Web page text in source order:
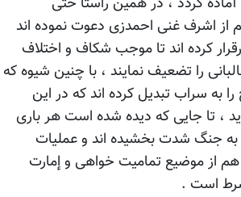
از اشرف غنی احمدزی دعوت نموده اند
کرده اند تا موجب شکاف و اختلاف
را تضعیف نمایند ، با چنین شیوه که
به سراب تبدیل کرده اند که در این
، تا جایی که دیده شده است هر باری
به جنگ شدت بخشیده اند و عملیات
هم از موضیع تمامیت خواهی و إمارت
شرط است .